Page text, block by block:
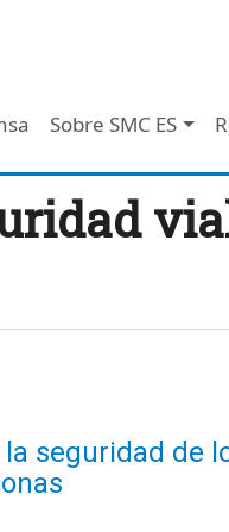
Sobre SMC ES
seguridad de